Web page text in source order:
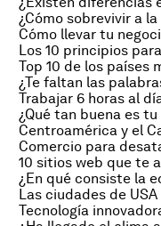
¿Cómo sobrevivir a
Cómo llevar tu
Los 10 principios
¿Te faltan las
Trabajar 6 horas al
¿Qué tan buena es
Comercio para
10 sitios web que te
¿En qué consiste la